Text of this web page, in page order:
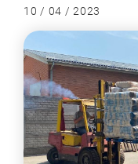
10 / 04 / 2023